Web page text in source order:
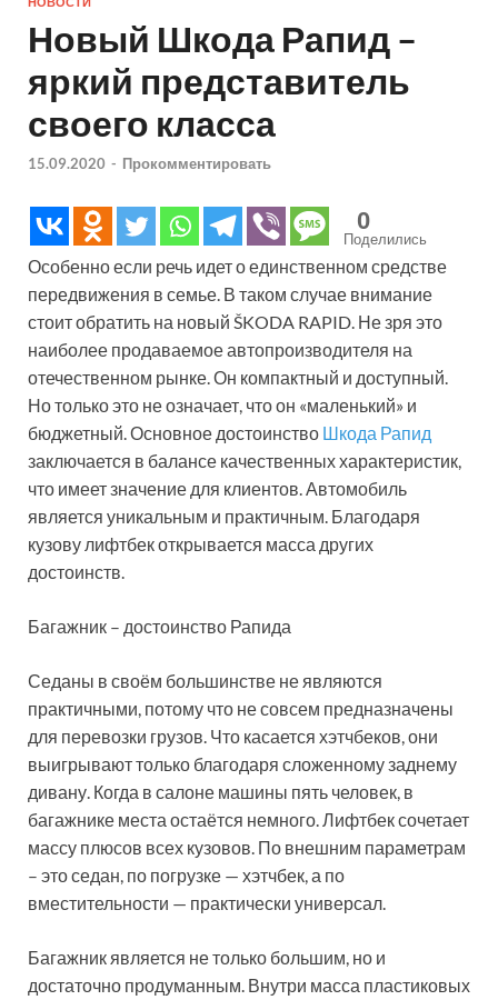
Новый Шкода Рапид –
яркий представитель
своего класса
15.09.2020 - Прокомментировать
0
Поделились
Особенно если речь идет о единственном средстве
передвижения в семье. В таком случае внимание
стоит обратить на новый ŠKODA RAPID. Не зря это
наиболее продаваемое автопроизводителя на
отечественном рынке. Он компактный и доступный.
Но только это не означает, что он «маленький» и
бюджетный. Основное достоинство Шкода Рапид
заключается в балансе качественных характеристик,
что имеет значение для клиентов. Автомобиль
является уникальным и практичным. Благодаря
кузову лифтбек открывается масса других
достоинств.
Багажник – достоинство Рапида
Седаны в своём большинстве не являются
практичными, потому что не совсем предназначены
для перевозки грузов. Что касается хэтчбеков, они
выигрывают только благодаря сложенному заднему
дивану. Когда в салоне машины пять человек, в
багажнике места остаётся немного. Лифтбек сочетает
массу плюсов всех кузовов. По внешним параметрам
– это седан, по погрузке — хэтчбек, а по
вместительности — практически универсал.
Багажник является не только большим, но и
достаточно продуманным. Внутри масса пластиковых